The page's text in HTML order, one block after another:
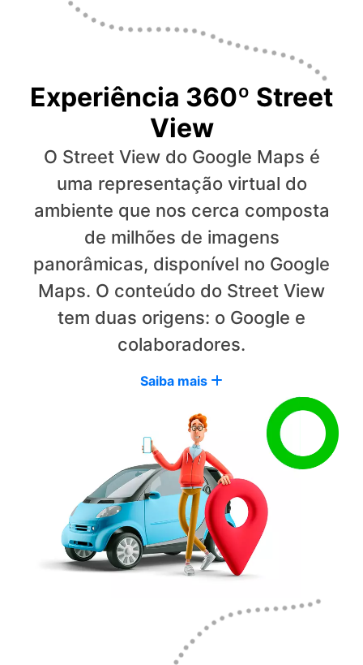
Experiência 360º Street
View
O Street View do Google Maps é
uma representação virtual do
ambiente que nos cerca composta
de milhões de imagens
panorâmicas, disponível no Google
Maps. O conteúdo do Street View
tem duas origens: o Google e
colaboradores.
Saiba mais